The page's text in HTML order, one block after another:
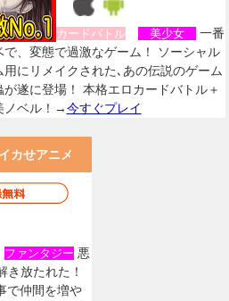
カードバトル 美少女
一番
で、変態で過激なゲーム！ ソーシャル
用にリメイクされた､あの伝説のゲーム
が遂に登場！ 本格エロカードバトル＋
ノベル！→今すぐプレイ
カせアニメ
ファンタジー 悪
き放たれた！
で仲間を増や